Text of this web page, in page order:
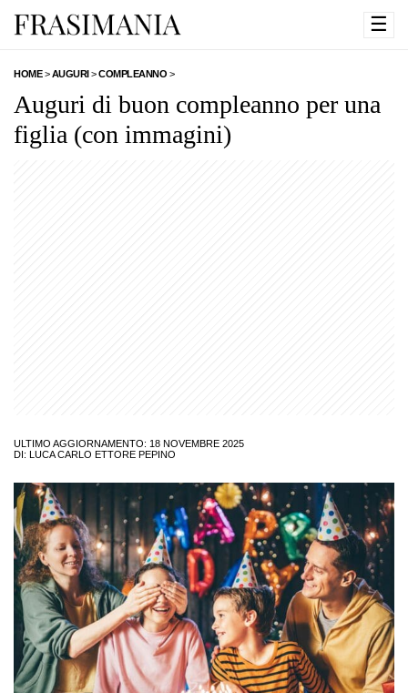
☰
HOME>AUGURI>COMPLEANNO >
Auguri di buon compleanno per una
figlia (con immagini)
ULTIMO AGGIORNAMENTO: 18 NOVEMBRE 2025
DI: LUCA CARLO ETTORE PEPINO